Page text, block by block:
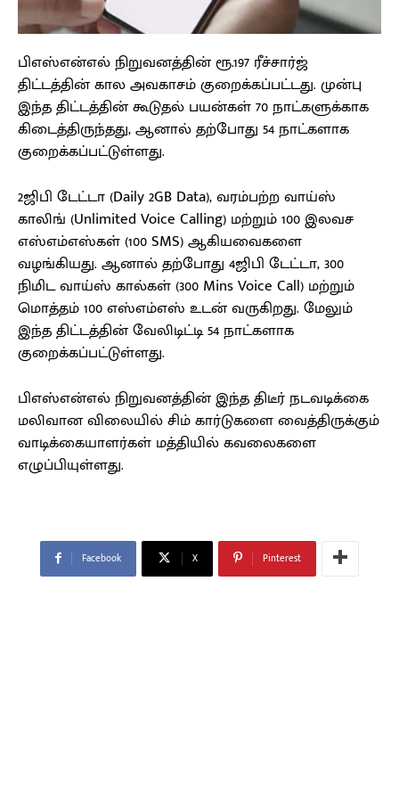
பிஎஸ்என்எல் நிறுவனத்தின் ரூ.197 ரீச்சார்ஜ்
திட்டத்தின் கால அவகாசம் குறைக்கப்பட்டது. முன்பு
இந்த திட்டத்தின் கூடுதல் பயன்கள் 70 நாட்களுக்காக
கிடைத்திருந்தது, ஆனால் தற்போது 54 நாட்களாக
குறைக்கப்பட்டுள்ளது.
2ஜிபி டேட்டா (Daily 2GB Data), வரம்பற்ற வாய்ஸ்
காலிங் (Unlimited Voice Calling) மற்றும் 100 இலவச
எஸ்எம்எஸ்கள் (100 SMS) ஆகியவைகளை
வழங்கியது. ஆனால் தற்போது 4ஜிபி டேட்டா, 300
நிமிட வாய்ஸ் கால்கள் (300 Mins Voice Call) மற்றும்
மொத்தம் 100 எஸ்எம்எஸ் உடன் வருகிறது. மேலும்
இந்த திட்டத்தின் வேலிடிட்டி 54 நாட்களாக
குறைக்கப்பட்டுள்ளது.
பிஎஸ்என்எல் நிறுவனத்தின் இந்த திடீர் நடவடிக்கை
மலிவான விலையில் சிம் கார்டுகளை வைத்திருக்கும்
வாடிக்கையாளர்கள் மத்தியில் கவலைகளை
எழுப்பியுள்ளது.
Facebook X Pinterest